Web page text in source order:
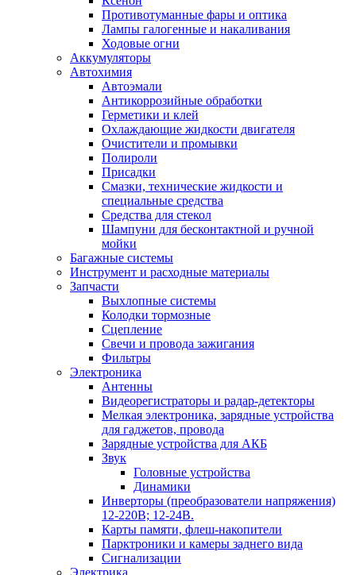
Противотуманные фары и оптика
Лампы галогенные и накаливания
Ходовые огни
Аккумуляторы
Автохимия
Автоэмали
Антикоррозийные обработки
Герметики и клей
Охлаждающие жидкости двигателя
Очистители и промывки
Полироли
Присадки
Смазки, технические жидкости и
специальные средства
Средства для стекол
Шампуни для бесконтактной и ручной
мойки
Багажные системы
Инструмент и расходные материалы
Запчасти
Выхлопные системы
Колодки тормозные
Сцепление
Свечи и провода зажигания
Фильтры
Электроника
Антенны
Видеорегистраторы и радар-детекторы
Мелкая электроника, зарядные устройства
для гаджетов, провода
Зарядные устройства для АКБ
Звук
Головные устройства
Динамики
Инверторы (преобразователи напряжения)
12-220В; 12-24В.
Карты памяти, флеш-накопители
Парктроники и камеры заднего вида
Сигнализации
Электрика